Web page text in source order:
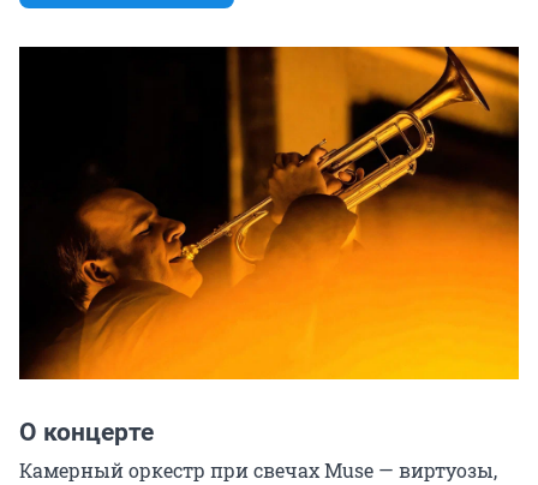
О концерте
Камерный оркестр при свечах Muse — виртуозы,